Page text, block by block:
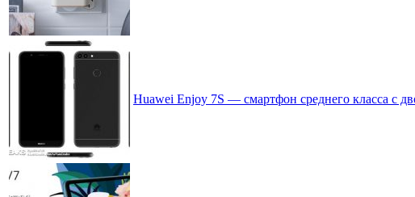
Huawei Enjoy 7S — смартфон среднего класса с